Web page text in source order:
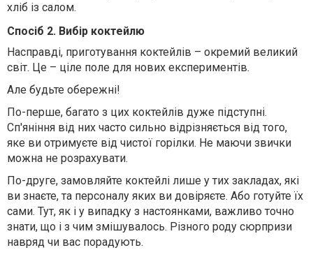
хліб із салом.
Спосіб 2. Вибір коктейлю
Насправді, приготування коктейлів – окремий великий
світ. Це – ціле поле для нових експериментів.
Але будьте обережні!
По-перше, багато з цих коктейлів дуже підступні.
Сп'яніння від них часто сильно відрізняється від того,
яке ви отримуєте від чистої горілки. Не маючи звички
можна не розрахувати.
По-друге, замовляйте коктейлі лише у тих закладах, які
ви знаєте, та персоналу яких ви довіряєте. Або готуйте їх
сами. Тут, як і у випадку з настоянками, важливо точно
знати, що і з чим змішувалось. Рiзного роду сюрпризи
навряд чи вас порадують.